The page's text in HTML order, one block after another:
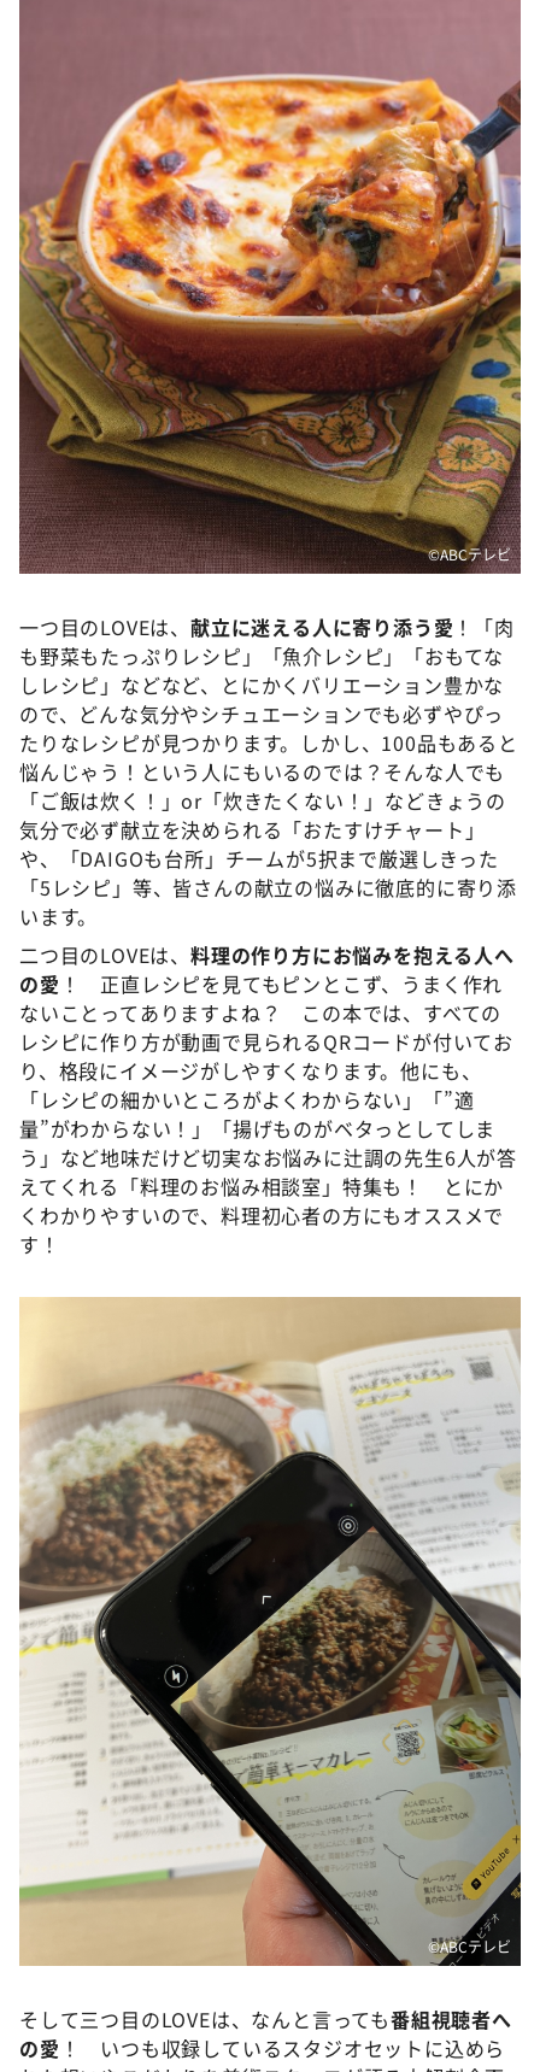
©ABCテレビ
一つ目のLOVEは、 献立に迷える人に寄り添う愛 ！「肉
も野菜もたっぷりレシピ」「魚介レシピ」「おもてな
しレシピ」などなど、とにかくバリエーション豊かな
ので、どんな気分やシチュエーションでも必ずやぴっ
たりなレシピが見つかります。しかし、100品もあると
悩んじゃう！という人にもいるのでは？そんな人でも
「ご飯は炊く！」or「炊きたくない！」などきょうの
気分で必ず献立を決められる「おたすけチャート」
や、「DAIGOも台所」チームが5択まで厳選しきった
「5レシピ」等、皆さんの献立の悩みに徹底的に寄り添
います。
二つ目のLOVEは、 料理の作り方にお悩みを抱える人へ
の愛 ！ 正直レシピを見てもピンとこず、うまく作れ
ないことってありますよね？ この本では、すべての
レシピに作り方が動画で見られるQRコードが付いてお
り、格段にイメージがしやすくなります。他にも、
「レシピの細かいところがよくわからない」「”適
量”がわからない！」「揚げものがベタっとしてしま
う」など地味だけど切実なお悩みに辻調の先生6人が答
えてくれる「料理のお悩み相談室」特集も！ とにか
くわかりやすいので、料理初心者の方にもオススメで
す！
©ABCテレビ
そして三つ目のLOVEは、なんと言っても番組視聴者へ
の愛 ！ いつも収録しているスタジオセットに込めら